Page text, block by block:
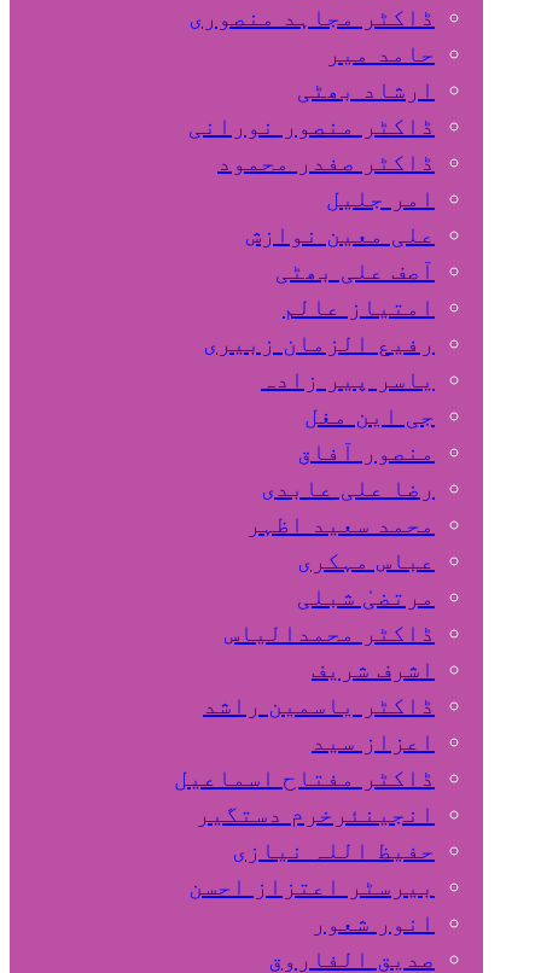
ڈاکٹر مجاہد منصوری
حامد میر
ارشاد بھٹی
ڈاکٹر منصور نورانی
ڈاکٹر صفدر محمود
امر جلیل
علی معین نوازش
آصف علی بھٹی
امتیاز عالم
رفیع الزمان زبیری
یاسر پیر زادہ
جی این مغل
منصور آفاق
رضا علی عابدی
محمد سعید اظہر
عباس مہکری
مرتضیٰ شبلی
ڈاکٹر محمدالیاس
اشرف شریف
ڈاکٹر یاسمین راشد
اعزاز سید
ڈاکٹر مفتاح اسماعیل
انجینئرخرم دستگیر
حفیظ اللہ نیازی
بیرسٹر اعتزاز احسن
انور شعور
صدیق الفاروق